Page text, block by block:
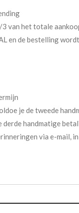
van het totale
en de bestelling
je de tweede
derde handmatige
via e-mail,